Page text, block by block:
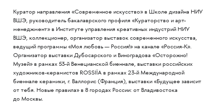
Куратор направления «Современное искусство» в Школе дизайна НИУ
ВШЭ, руководитель бакалаврского профиля «Кураторство и арт-
менеджмент» в Институте управления креативных индустрий НИУ
ВШЭ, коллекционер, организатор выставок современного искусства,
ведущий программы «Моя любовь — Россия!» на канале «Россия-К».
Организатор выставки Дубосарского и Виноградова «Осторожно!
Музей» в рамках 53-й Венецианской биеннале, выставки российских
художников-керамистов ROSSIÏA в рамках 23-й Международной
биеннале керамики, г. Валлорис (Франция), выставки «Будущее зависит
от тебя. Новые правила» в 8 городах России: от Владивостока
до Москвы.